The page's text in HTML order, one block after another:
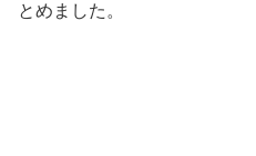
とめました。